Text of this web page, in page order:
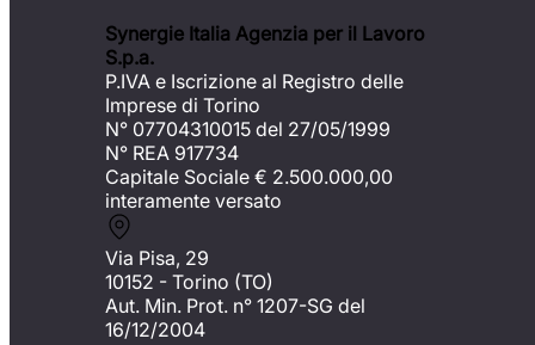
Synergie Italia Agenzia per il Lavoro
S.p.a.
P.IVA e Iscrizione al Registro delle
Imprese di Torino
N° 07704310015 del 27/05/1999
N° REA 917734
Capitale Sociale € 2.500.000,00
interamente versato
Via Pisa, 29
10152 - Torino (TO)
Aut. Min. Prot. n° 1207-SG del
16/12/2004